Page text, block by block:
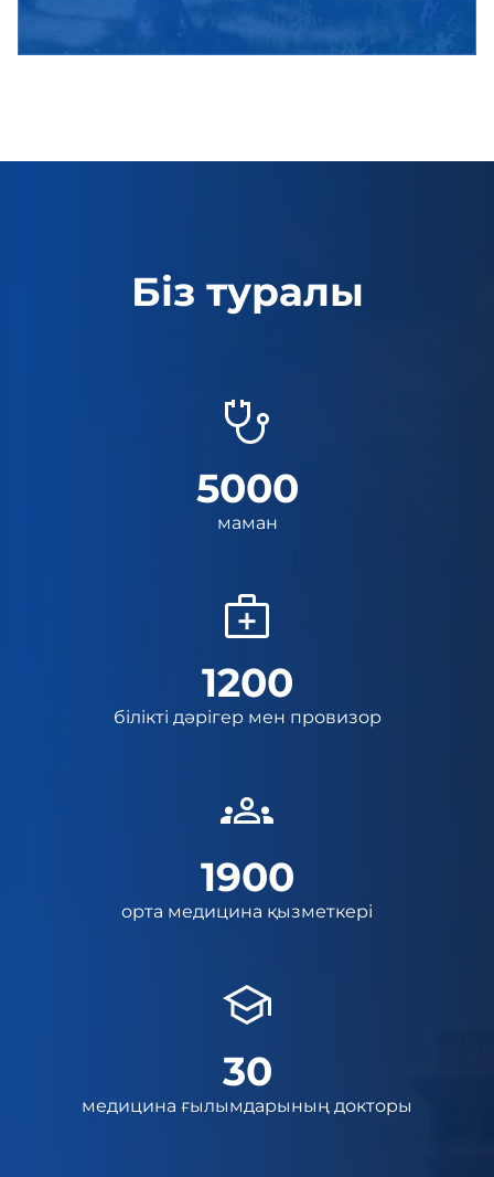
Біз туралы
5000
маман
1200
білікті дәрігер мен провизор
1900
орта медицина қызметкері
30
медицина ғылымдарының докторы